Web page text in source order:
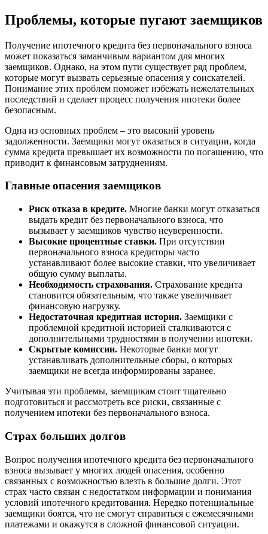
Проблемы, которые пугают заемщиков
Получение ипотечного кредита без первоначального взноса
может показаться заманчивым вариантом для многих
заемщиков. Однако, на этом пути существует ряд проблем,
которые могут вызвать серьезные опасения у соискателей.
Понимание этих проблем поможет избежать нежелательных
последствий и сделает процесс получения ипотеки более
безопасным.
Одна из основных проблем – это высокий уровень
задолженности. Заемщики могут оказаться в ситуации, когда
сумма кредита превышает их возможности по погашению, что
приводит к финансовым затруднениям.
Главные опасения заемщиков
Риск отказа в кредите. Многие банки могут отказаться
выдать кредит без первоначального взноса, что
вызывает у заемщиков чувство неуверенности.
Высокие процентные ставки. При отсутствии
первоначального взноса кредиторы часто
устанавливают более высокие ставки, что увеличивает
общую сумму выплаты.
Необходимость страхования. Страхование кредита
становится обязательным, что также увеличивает
финансовую нагрузку.
Недостаточная кредитная история. Заемщики с
проблемной кредитной историей сталкиваются с
дополнительными трудностями в получении ипотеки.
Скрытые комиссии. Некоторые банки могут
устанавливать дополнительные сборы, о которых
заемщики не всегда информированы заранее.
Учитывая эти проблемы, заемщикам стоит тщательно
подготовиться и рассмотреть все риски, связанные с
получением ипотеки без первоначального взноса.
Страх больших долгов
Вопрос получения ипотечного кредита без первоначального
взноса вызывает у многих людей опасения, особенно
связанных с возможностью влезть в большие долги. Этот
страх часто связан с недостатком информации и понимания
условий ипотечного кредитования. Нередко потенциальные
заемщики боятся, что не смогут справиться с ежемесячными
платежами и окажутся в сложной финансовой ситуации.